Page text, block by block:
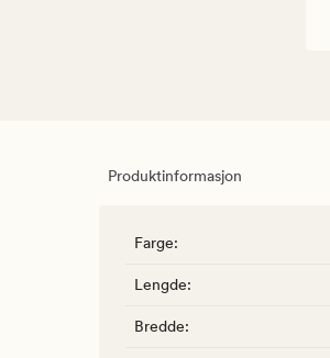
Produktinformasjon
Farge:
Lengde:
Bredde: